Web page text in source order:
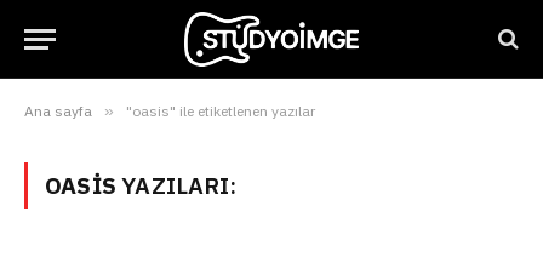
Ana sayfa » "oasis" ile etiketlenen yazılar
OASIS YAZILARI: